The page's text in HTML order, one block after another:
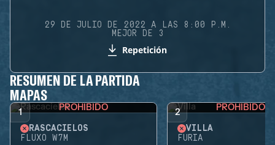
29 DE JULIO DE 2022 A LAS 8:00 P.M.
MEJOR DE 3
Repetición
RESUMEN DE LA PARTIDA
MAPAS
1 PROHIBIDO
RASCACIELOS
FLUXO W7M
2 PROHIBIDO
VILLA
FURIA